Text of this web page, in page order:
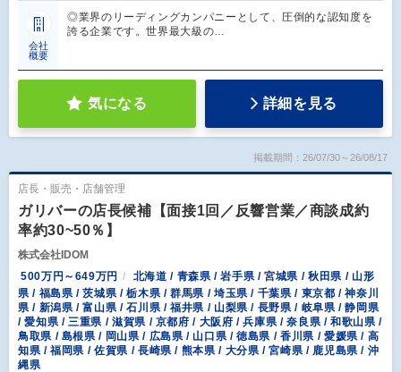
会社
概要
◎業界のリーディングカンパニーとして、圧倒的な認知度を
誇る企業です。世界最大級の…
気になる 詳細を見る
掲載期間：26/07/30～26/08/17
店長・販売・店舗管理
ガリバーの店長候補【面接1回／反響営業／商談成約
率約30~50％】
株式会社IDOM
500万円～649万円
北海道 / 青森県 / 岩手県 / 宮城県 / 秋田県 / 山形
県 / 福島県 / 茨城県 / 栃木県 / 群馬県 / 埼玉県 / 千葉県 / 東京都 / 神奈川
県 / 新潟県 / 富山県 / 石川県 / 福井県 / 山梨県 / 長野県 / 岐阜県 / 静岡県
/ 愛知県 / 三重県 / 滋賀県 / 京都府 / 大阪府 / 兵庫県 / 奈良県 / 和歌山県 /
鳥取県 / 島根県 / 岡山県 / 広島県 / 山口県 / 徳島県 / 香川県 / 愛媛県 / 高
知県 / 福岡県 / 佐賀県 / 長崎県 / 熊本県 / 大分県 / 宮崎県 / 鹿児島県 / 沖
縄県